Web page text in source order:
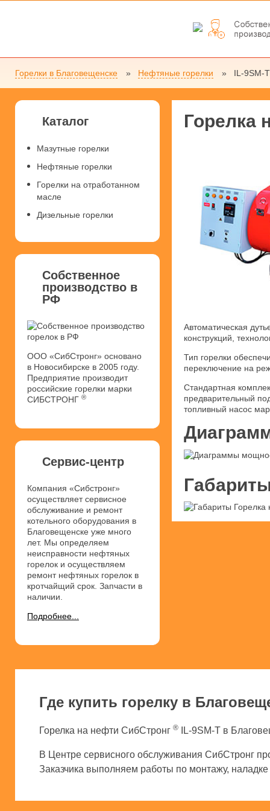
Горелки в Благовещенске Нефтяные горелки IL-9SM-T
Горелка
Автоматическая
конструкций,
Тип горелки
переключение на
Стандартная
предварительный
топливный насос
Каталог
Мазутные горелки
Нефтяные горелки
Горелки на отработанном
масле
Дизельные горелки
Собственное
производство в
РФ
ООО «СибСтронг» основано
в Новосибирске в 2005 году.
Предприятие производит
российские горелки марки
СИБСТРОНГ ®
Сервис-центр
Компания «Сибстронг»
осуществляет сервисное
обслуживание и ремонт
котельного оборудования в
Благовещенске уже много
лет. Мы определяем
неисправности нефтяных
горелок и осуществляем
ремонт нефтяных горелок в
кротчайщий срок. Запчасти в
наличии.
Подробнее...
Где купить горелку в
Горелка на нефти СибСтронг ® IL-9SM-T в
В Центре сервисного обслуживания СибСтронг
Заказчика выполняем работы по монтажу, наладке